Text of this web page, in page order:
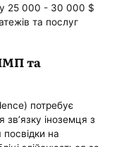
25 000 - 30 000 $
та послуг
та
потребує
зв’язку іноземця з
на